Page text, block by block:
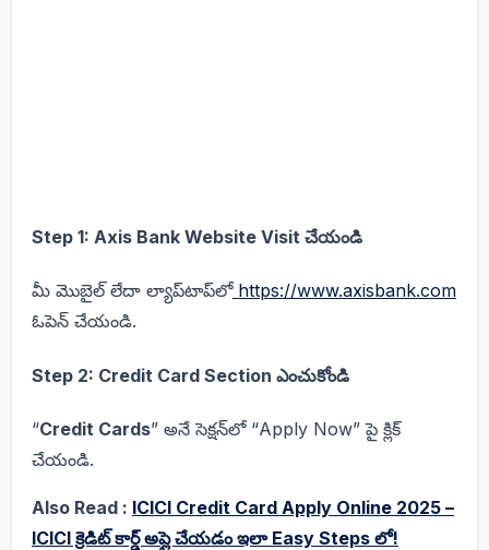
Step 1: Axis Bank Website Visit చేయండి
మీ మొబైల్ లేదా ల్యాప్‌టాప్‌లోhttps://www.axisbank.com
ఓపెన్ చేయండి.
Step 2: Credit Card Section ఎంచుకోండి
“Credit Cards” అనే సెక్షన్‌లో “Apply Now” పై క్లిక్
చేయండి.
Also Read : ICICI Credit Card Apply Online 2025 –
ICICI క్రెడిట్ కార్డ్‌ అప్లై చేయడం ఇలా Easy Steps లో!